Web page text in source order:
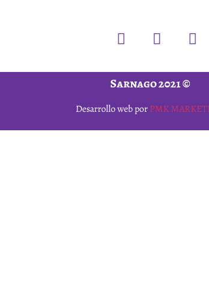
Sarnago 2021 ©
Desarrollo web porPMK